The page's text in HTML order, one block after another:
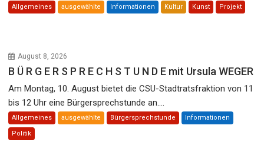
Allgemeines ausgewählte Informationen Kultur Kunst Projekt
August 8, 2026
B Ü R G E R S P R E C H S T U N D E mit Ursula WEGER
Am Montag, 10. August bietet die CSU-Stadtratsfraktion von 11
bis 12 Uhr eine Bürgersprechstunde an....
Allgemeines ausgewählte Bürgersprechstunde Informationen
Politik